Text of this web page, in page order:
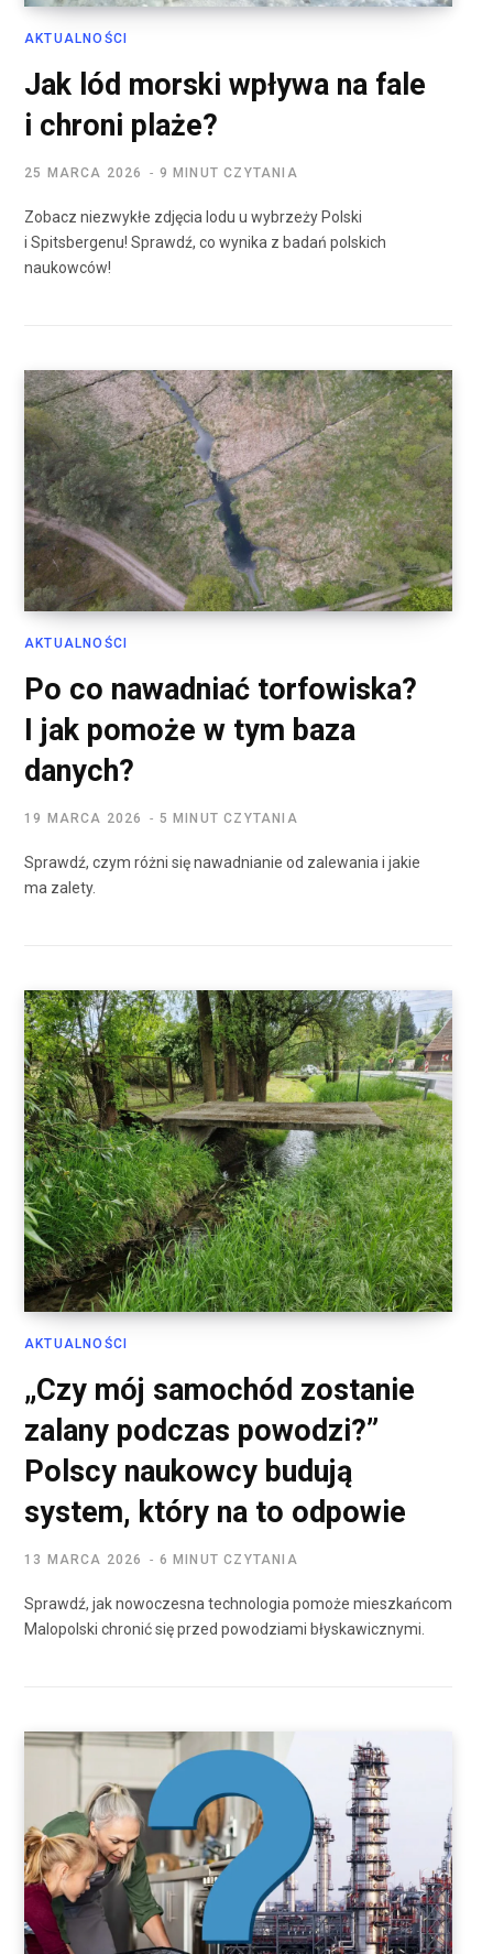
AKTUALNOŚCI
Jak lód morski wpływa na fale
i chroni plaże?
25 MARCA 2026 9 MINUT CZYTANIA
Zobacz niezwykłe zdjęcia lodu u wybrzeży Polski
i Spitsbergenu! Sprawdź, co wynika z badań polskich
naukowców!
AKTUALNOŚCI
Po co nawadniać torfowiska?
I jak pomoże w tym baza
danych?
19 MARCA 2026 5 MINUT CZYTANIA
Sprawdź, czym różni się nawadnianie od zalewania i jakie
ma zalety.
AKTUALNOŚCI
„Czy mój samochód zostanie
zalany podczas powodzi?”
Polscy naukowcy budują
system, który na to odpowie
13 MARCA 2026 6 MINUT CZYTANIA
Sprawdź, jak nowoczesna technologia pomoże mieszkańcom
Malopolski chronić się przed powodziami błyskawicznymi.